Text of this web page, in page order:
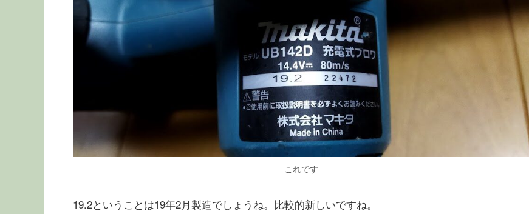
これです
19.2ということは19年2月製造でしょうね。比較的新しいですね。